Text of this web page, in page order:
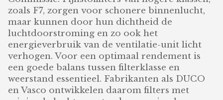
zoals F7, zorgen voor schonere binnenlucht,
maar kunnen door hun dichtheid de
luchtdoorstroming en zo ook het
energieverbruik van de ventilatie-unit licht
verhogen. Voor een optimaal rendement is
een goede balans tussen filterklasse en
weerstand essentieel. Fabrikanten als DUCO
en Vasco ontwikkelen daarom filters met